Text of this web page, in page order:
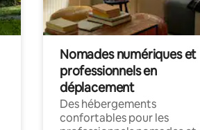
Nomades numériques et
professionnels en
déplacement
Des hébergements
confortables pour les